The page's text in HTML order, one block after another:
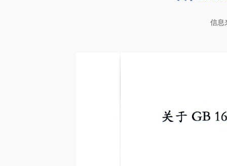
信息